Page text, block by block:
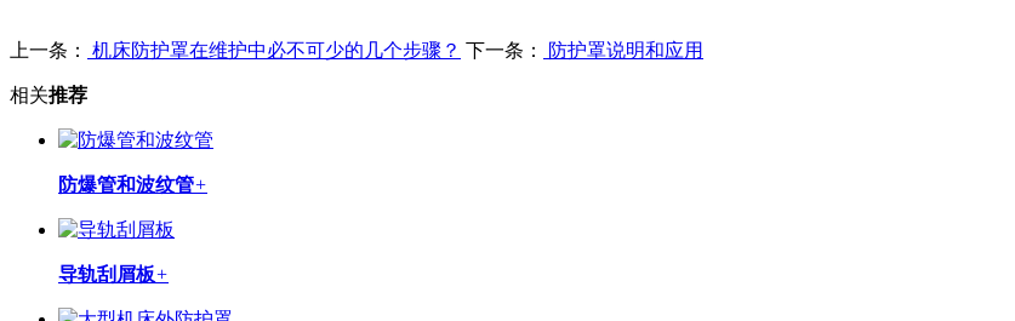
上一条： 机床防护罩在维护中必不可少的几个步骤？ 下一条： 防护罩说明和应用
相关推荐
防爆管和波纹管+
导轨刮屑板+